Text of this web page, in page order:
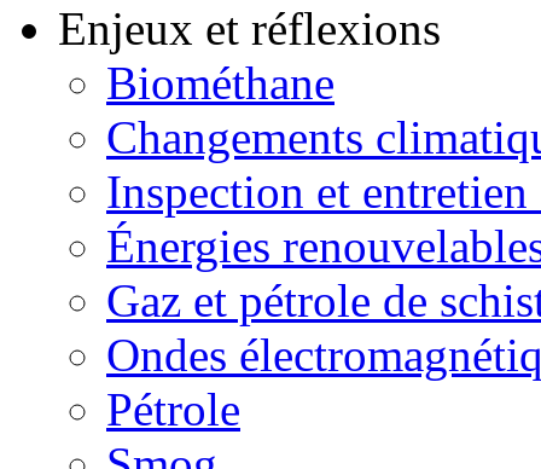
Enjeux et réflexions
Biométhane
Changements
Inspection et entretien
Énergies
Gaz et pétrole de
Ondes
Pétrole